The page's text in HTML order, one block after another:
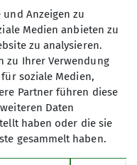
2.610
2025).
wir seit
Sektion
Anzeigen zu
Medien anbieten zu
zu analysieren.
zu Ihrer Verwendung
soziale Medien,
Partner führen diese
Daten
haben oder die sie
gesammelt haben.